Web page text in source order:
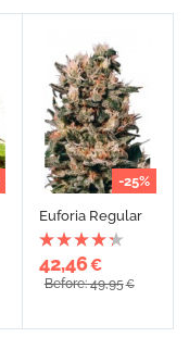
-25%
Euforia Regular
42,46€
Before: 49,95€